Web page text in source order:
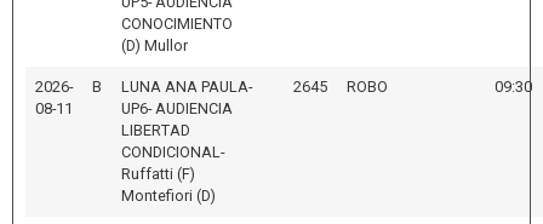
CONOCIMIENTO
(D) Mullor
2026-
08-11
B
LUNA ANA PAULA-
UP6- AUDIENCIA
LIBERTAD
CONDICIONAL-
Ruffatti (F)
Montefiori (D)
2645 ROBO 09:30